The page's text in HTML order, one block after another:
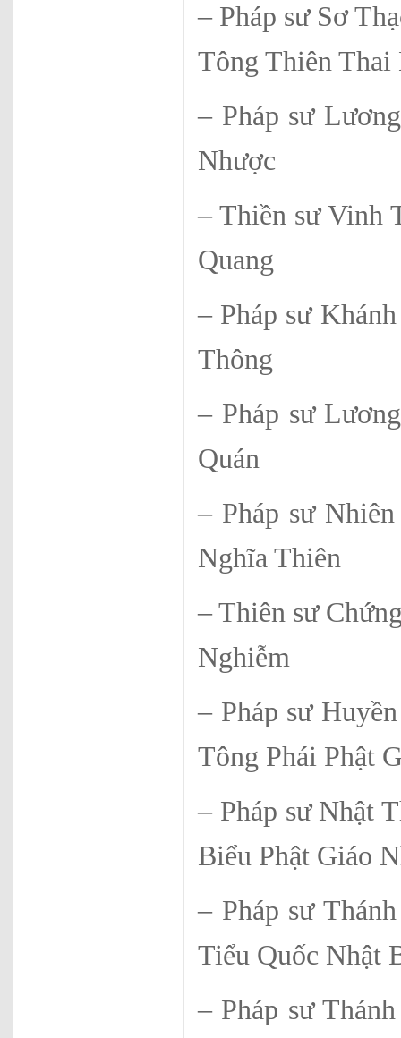
– Pháp
Tông Thiên Thai
– Pháp sư
Nhược
– Thiền sư
Quang
– Pháp sư
Thông
– Pháp sư
Quán
– Pháp sư
Nghĩa Thiên
– Thiên sư
Nghiễm
– Pháp sư
Tông Phái Phật
– Pháp sư
Biểu Phật Giáo
– Pháp sư
Tiểu Quốc Nhật
– Pháp sư